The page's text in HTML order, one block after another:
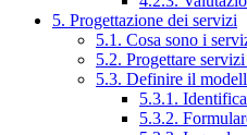
5. Progettazione dei servizi
5.1. Cosa sono i
5.2. Progettare
5.3. Definire il
5.3.1.
5.3.2.